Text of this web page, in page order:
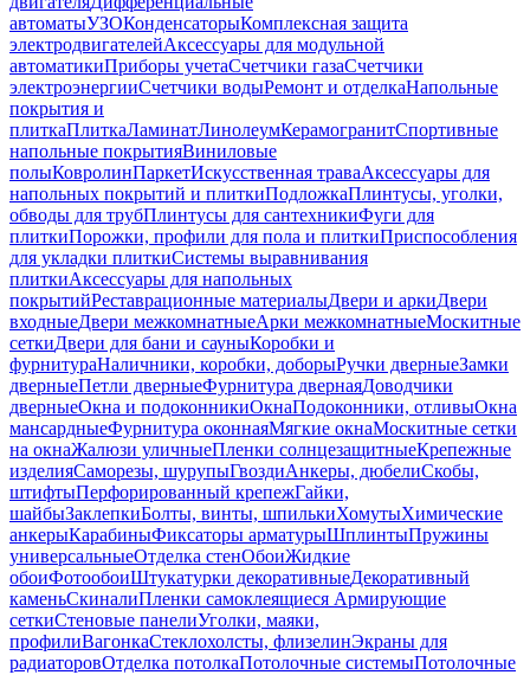
автоматыУЗОКонденсаторыКомплексная защита
электродвигателейАксессуары для модульной
автоматикиПриборы учетаСчетчики газаСчетчики
электроэнергииСчетчики водыРемонт и отделкаНапольные
покрытия и
плиткаПлиткаЛаминатЛинолеумКерамогранитСпортивные
напольные покрытияВиниловые
полыКовролинПаркетИскусственная траваАксессуары для
напольных покрытий и плиткиПодложкаПлинтусы, уголки,
обводы для трубПлинтусы для сантехникиФуги для
плиткиПорожки, профили для пола и плиткиПриспособления
для укладки плиткиСистемы выравнивания
плиткиАксессуары для напольных
покрытийРеставрационные материалыДвери и аркиДвери
входныеДвери межкомнатныеАрки межкомнатныеМоскитные
сеткиДвери для бани и сауныКоробки и
фурнитураНаличники, коробки, доборыРучки дверныеЗамки
дверныеПетли дверныеФурнитура двернаяДоводчики
дверныеОкна и подоконникиОкнаПодоконники, отливыОкна
мансардныеФурнитура оконнаяМягкие окнаМоскитные сетки
на окнаЖалюзи уличныеПленки солнцезащитныеКрепежные
изделияСаморезы, шурупыГвоздиАнкеры, дюбелиСкобы,
штифтыПерфорированный крепежГайки,
шайбыЗаклепкиБолты, винты, шпилькиХомутыХимические
анкерыКарабиныФиксаторы арматурыШплинтыПружины
универсальныеОтделка стенОбоиЖидкие
обоиФотообоиШтукатурки декоративныеДекоративный
каменьСкиналиПленки самоклеящиеся Армирующие
сеткиСтеновые панелиУголки, маяки,
профилиВагонкаСтеклохолсты, флизелинЭкраны для
радиаторовОтделка потолкаПотолочные системыПотолочные